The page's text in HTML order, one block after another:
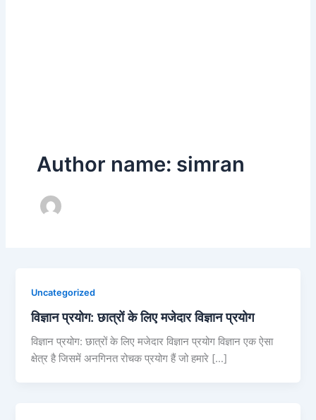
Author name: simran
Uncategorized
विज्ञान प्रयोग: छात्रों के लिए मजेदार विज्ञान प्रयोग
विज्ञान प्रयोग: छात्रों के लिए मजेदार विज्ञान प्रयोग विज्ञान एक ऐसा
क्षेत्र है जिसमें अनगिनत रोचक प्रयोग हैं जो हमारे […]